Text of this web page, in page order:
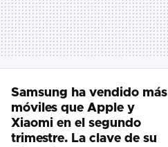
Samsung ha vendido más
móviles que Apple y
Xiaomi en el segundo
trimestre. La clave de su